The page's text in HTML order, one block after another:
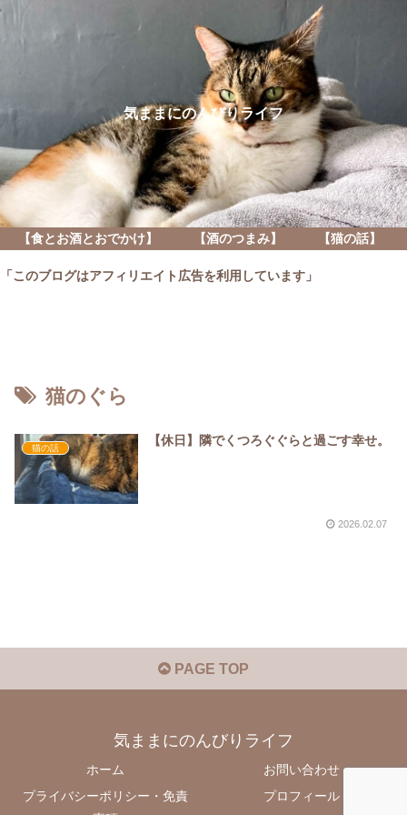
気ままにのんびりライフ
【食とお酒とおでかけ】 【酒のつまみ】 【猫の話】
「このブログはアフィリエイト広告を利用しています」
猫のぐら
猫の話
【休日】隣でくつろぐぐらと過ごす幸せ。
2026.02.07
PAGE TOP
気ままにのんびりライフ
ホーム
お問い合わせ
プライバシーポリシー・免責
プロフィール